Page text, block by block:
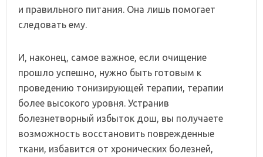
и правильного питания. Она лишь помогает
следовать ему.
И, наконец, самое важное, если очищение
прошло успешно, нужно быть готовым к
проведению тонизирующей терапии, терапии
более высокого уровня. Устранив
болезнетворный избыток дош, вы получаете
возможность восстановить поврежденные
ткани, избавится от хронических болезней,